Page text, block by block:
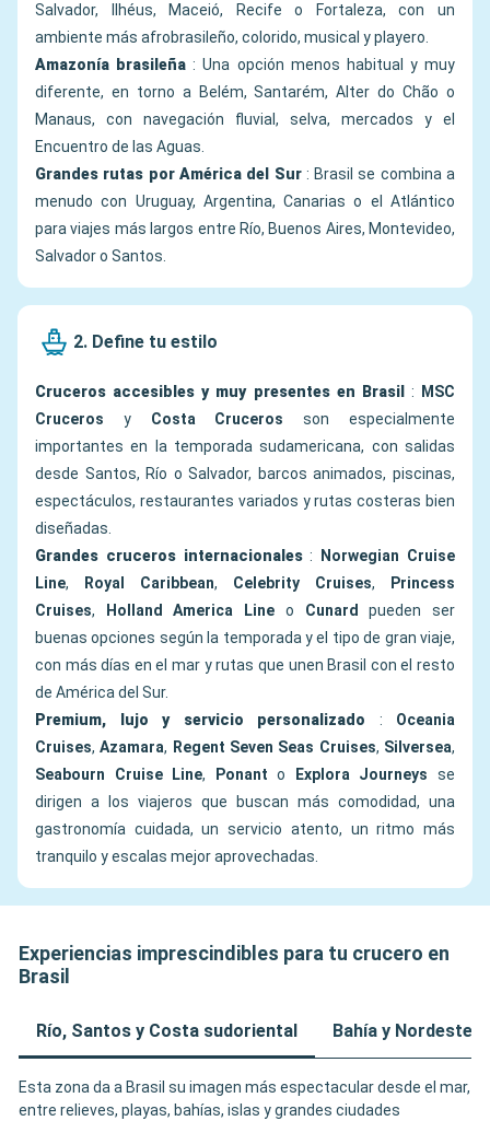
Salvador, Ilhéus, Maceió, Recife o Fortaleza, con un
ambiente más afrobrasileño, colorido, musical y playero.
Amazonía brasileña : Una opción menos habitual y muy
diferente, en torno a Belém, Santarém, Alter do Chão o
Manaus, con navegación fluvial, selva, mercados y el
Encuentro de las Aguas.
Grandes rutas por América del Sur: Brasil se combina a
menudo con Uruguay, Argentina, Canarias o el Atlántico
para viajes más largos entre Río, Buenos Aires, Montevideo,
Salvador o Santos.
2. Define tu estilo
Cruceros accesibles y muy presentes en Brasil :
MSC
Cruceros y Costa Cruceros son especialmente
importantes en la temporada sudamericana, con salidas
desde Santos, Río o Salvador, barcos animados, piscinas,
espectáculos, restaurantes variados y rutas costeras bien
diseñadas.
Grandes cruceros internacionales:
Norwegian Cruise
Line, Royal Caribbean, Celebrity Cruises,
Princess
Cruises, Holland America Line o Cunard pueden ser
buenas opciones según la temporada y el tipo de gran viaje,
con más días en el mar y rutas que unen Brasil con el resto
de América del Sur.
Premium, lujo y servicio personalizado : Oceania
Cruises,Azamara, Regent Seven Seas Cruises, Silversea,
Seabourn Cruise Line, Ponant o Explora Journeys se
dirigen a los viajeros que buscan más comodidad, una
gastronomía cuidada, un servicio atento, un ritmo más
tranquilo y escalas mejor aprovechadas.
Experiencias imprescindibles para tu crucero en
Brasil
Río, Santos y Costa sudoriental Bahía y Nordeste
Esta zona da a Brasil su imagen más espectacular desde el mar,
entre relieves, playas, bahías, islas y grandes ciudades